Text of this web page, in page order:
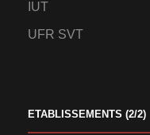
IUT
UFR SVT
ETABLISSEMENTS (2/2)